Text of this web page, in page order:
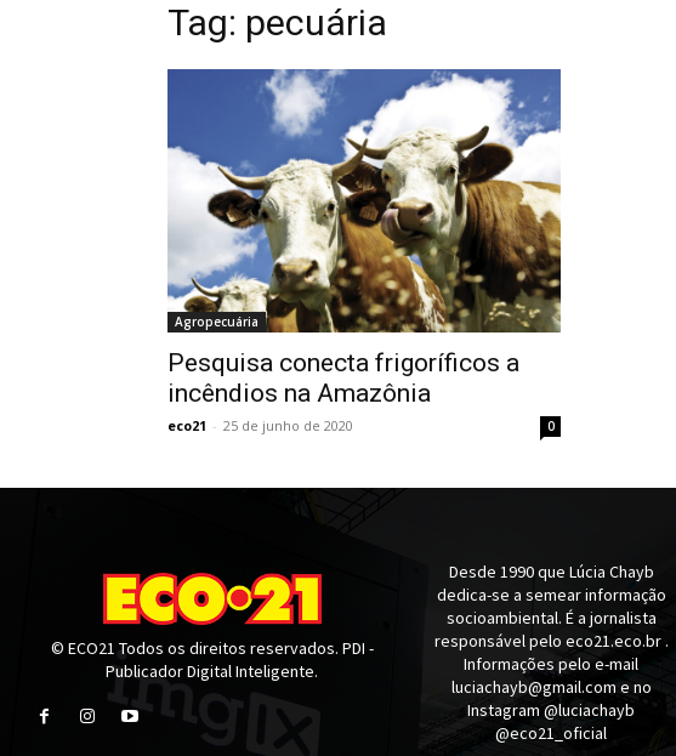
Tag: pecuária
Agropecuária
Pesquisa conecta frigoríficos a
incêndios na Amazônia
eco21 - 25 de junho de 2020 0
© ECO21 Todos os direitos reservados. PDI -
Publicador Digital Inteligente.
Desde 1990 que Lúcia Chayb
dedica-se a semear informação
socioambiental. É a jornalista
responsável pelo eco21.eco.br .
Informações pelo e-mail
luciachayb@gmail.com e no
Instagram @luciachayb
@eco21_oficial